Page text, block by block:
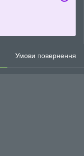
Умови повернення